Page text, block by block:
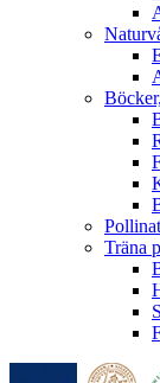
Träna